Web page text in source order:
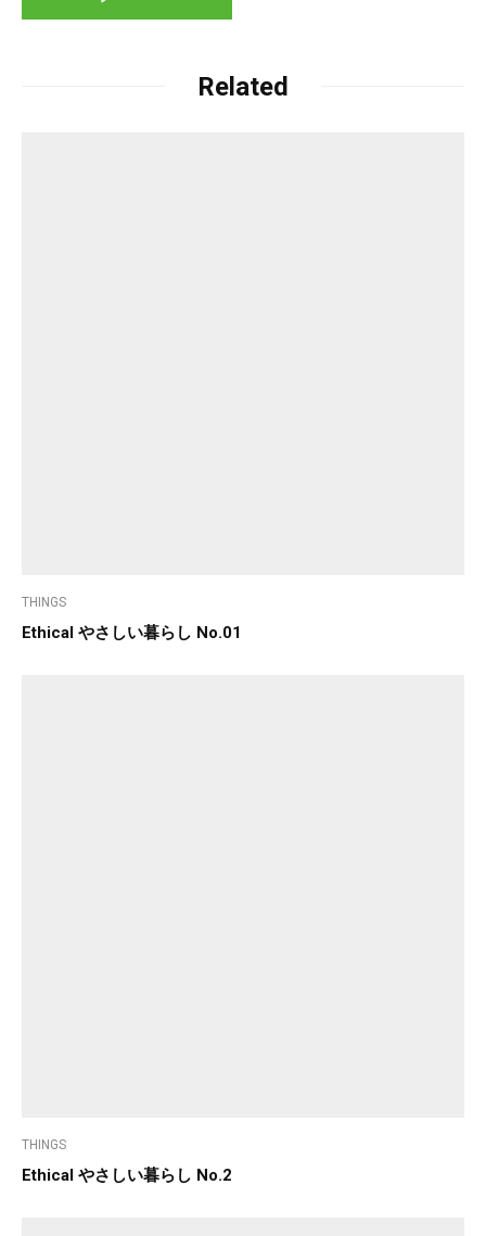
Related
THINGS
Ethical やさしい暮らし No.01
THINGS
Ethical やさしい暮らし No.2